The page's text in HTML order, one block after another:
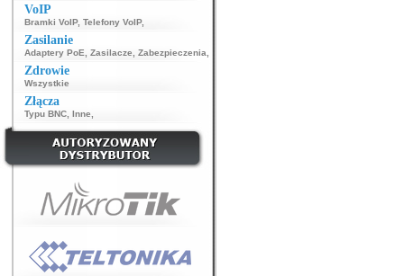
VoIP
Bramki VoIP, Telefony VoIP,
Zasilanie
Adaptery PoE Zasilacze Zabezpieczenia
Zdrowie
Wszystkie
Złącza
Typu BNC Inne